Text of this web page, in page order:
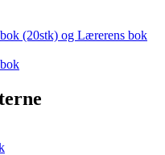
(20stk) og Lærerens bok